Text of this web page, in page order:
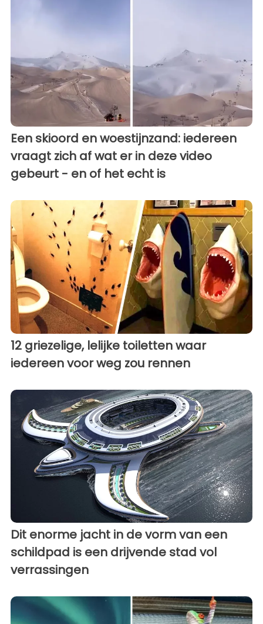
Een skioord en woestijnzand: iedereen
vraagt zich af wat er in deze video
gebeurt - en of het echt is
12 griezelige, lelijke toiletten waar
iedereen voor weg zou rennen
Dit enorme jacht in de vorm van een
schildpad is een drijvende stad vol
verrassingen